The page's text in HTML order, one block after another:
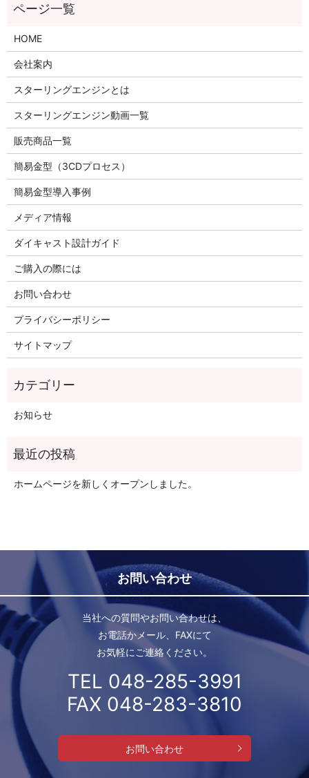
HOME
会社案内
スターリングエンジンとは
スターリングエンジン動画一覧
販売商品一覧
簡易金型（3CDプロセス）
簡易金型導入事例
メディア情報
ダイキャスト設計ガイド
ご購入の際には
お問い合わせ
プライバシーポリシー
サイトマップ
お知らせ
ホームページを新しくオープンしました。
お問い合わせ
当社への質問やお問い合わせは、
お電話かメール、FAXにて
お気軽にご連絡ください。
TEL 048-285-3991
FAX 048-283-3810
お問い合わせ